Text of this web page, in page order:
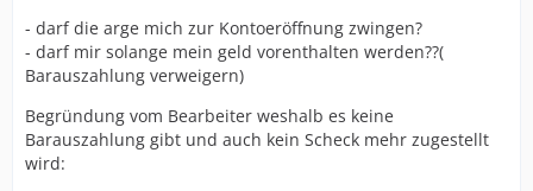
- darf die arge mich zur Kontoeröffnung zwingen?
- darf mir solange mein geld vorenthalten werden??(
Barauszahlung verweigern)
Begründung vom Bearbeiter weshalb es keine
Barauszahlung gibt und auch kein Scheck mehr zugestellt
wird: